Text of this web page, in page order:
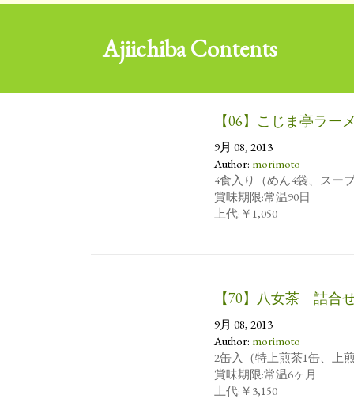
Ajiichiba Contents
【06】こじま亭ラー
9月 08, 2013
Author: morimoto
4食入り（めん4袋、スー
賞味期限:常温90日
上代:￥1,050
【70】八女茶 詰合
9月 08, 2013
Author: morimoto
2缶入（特上煎茶1缶、上
賞味期限:常温6ヶ月
上代:￥3,150